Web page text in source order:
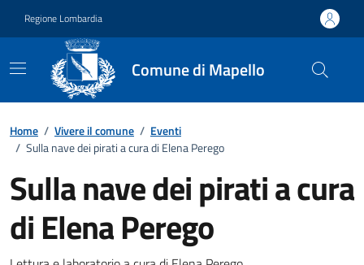
Regione Lombardia
Comune di Mapello
Home / Vivere il comune / Eventi
/ Sulla nave dei pirati a cura di Elena Perego
Sulla nave dei pirati a cura
di Elena Perego